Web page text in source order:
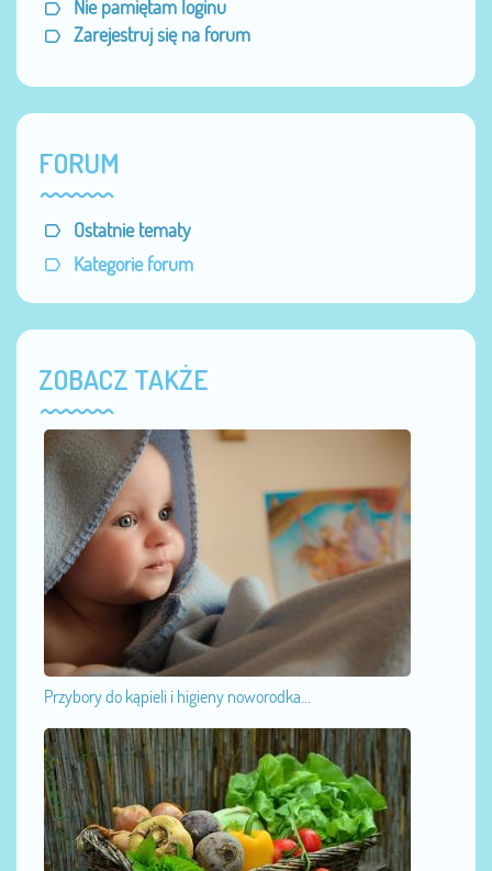
Nie pamiętam loginu
Zarejestruj się na forum
FORUM
Ostatnie tematy
Kategorie forum
ZOBACZ TAKŻE
Przybory do kąpieli i higieny noworodka...